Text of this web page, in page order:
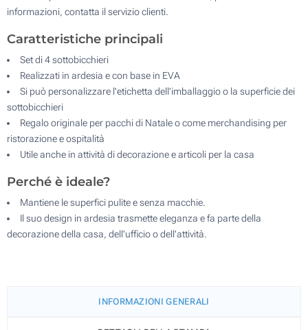
informazioni, contatta il servizio clienti.
Caratteristiche principali
Set di 4 sottobicchieri
Realizzati in ardesia e con base in EVA
Si può personalizzare l'etichetta dell'imballaggio o la superficie dei
sottobicchieri
Regalo originale per pacchi di Natale o come merchandising per
ristorazione e ospitalità
Utile anche in attività di decorazione e articoli per la casa
Perché è ideale?
Mantiene le superfici pulite e senza macchie.
Il suo design in ardesia trasmette eleganza e fa parte della
decorazione della casa, dell'ufficio o dell'attività.
INFORMAZIONI GENERALI